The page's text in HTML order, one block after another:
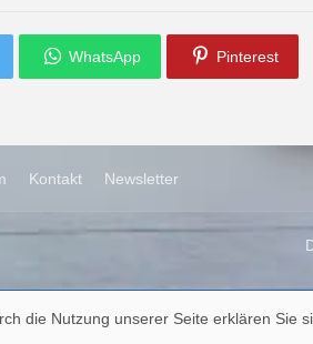
WhatsApp Pinterest
Kontakt Newsletter
die Nutzung unserer Seite erklären Sie